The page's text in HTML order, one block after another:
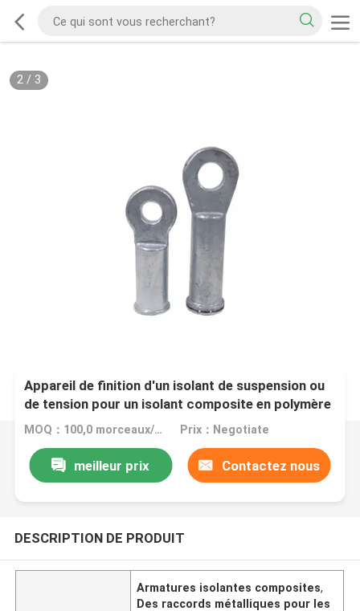
2/ 3
Appareil de finition d'un isolant de suspension ou
de tension pour un isolant composite en polymère
MOQ：100,0 morceaux/morceaux Prix：Negotiate
meilleur prix Contactez nous
DESCRIPTION DE PRODUIT
Armatures isolantes composites,
Des raccords métalliques pour les